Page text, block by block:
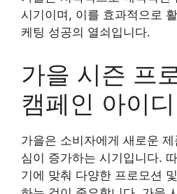
시기이며, 이를 효과적으로
케팅 성공의 열쇠입니다.
가을 시즌 프
캠페인 아이
가을은 소비자에게 새로운
심이 증가하는 시기입니다.
기에 맞춰 다양한 프로모션